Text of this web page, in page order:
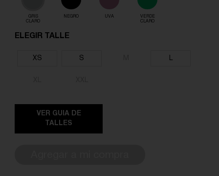
GRIS
CLARO
NEGRO UVA
VERDE
CLARO
ELEGIR TALLE
XS S L
VER GUIA DE
TALLES